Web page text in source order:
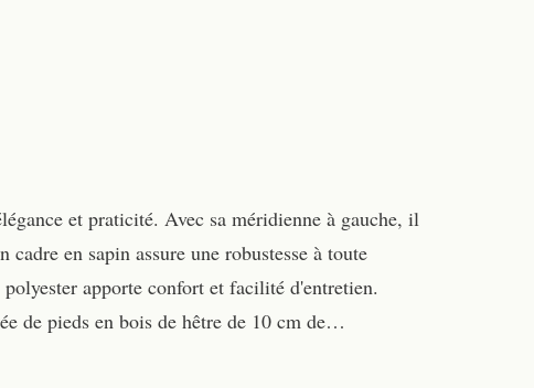
et praticité. Avec sa méridienne à gauche, il
en sapin assure une robustesse à toute
apporte confort et facilité d'entretien.
de pieds en bois de hêtre de 10 cm de…